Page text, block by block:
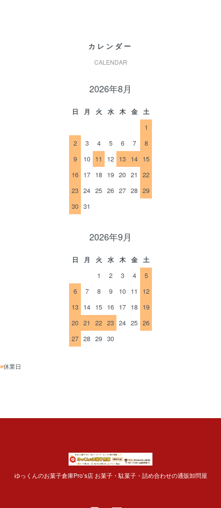
カレンダー
CALENDAR
2026年8月
日 月 火 水 木 金
土
1
2
3 4 5 6 7
8
9
10 11 12 13 14 15
16 17 18 19 20 21
22
23 24 25 26 27 28 29
30 31
2026年9月
日 月 火 水 木 金
土
1
2 3 4
5
6
7 8 9 10 11
12
13 14 15 16 17 18 19
20 21 22 23 24 25 26
27 28 29 30
■休業日
ゆっくんのお菓子倉庫Pro’s店 お菓子・駄菓子・詰め合わせの通販卸問屋